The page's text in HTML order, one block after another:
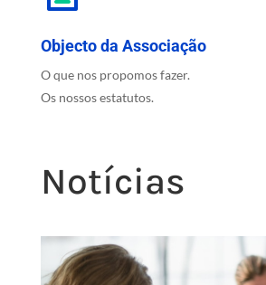
Objecto da Associação
O que nos propomos fazer.
Os nossos estatutos.
Notícias